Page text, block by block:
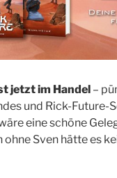
jetzt im Handel –
und Rick-Future-
eine schöne
Sven hätte es